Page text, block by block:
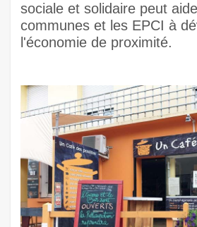
sociale et solidaire peut
communes et les EPCI à
l'économie de proximité.